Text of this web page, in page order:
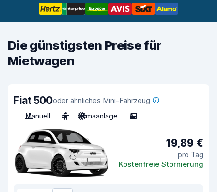
Die günstigsten Preise für
Mietwagen
Fiat 500oder ähnliches Mini-Fahrzeug
Manuell
4 Klimaanlage 3
19,89 €
pro Tag
Kostenfreie Stornierung